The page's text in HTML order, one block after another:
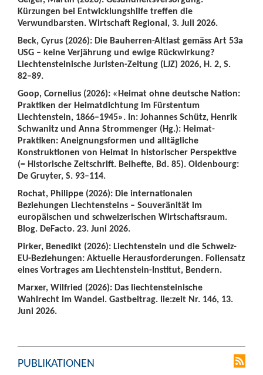
Kürzungen bei Entwicklungshilfe treffen die
Verwundbarsten. Wirtschaft Regional, 3. Juli 2026.
Beck, Cyrus (2026): Die Bauherren-Altlast gemäss Art 53a
USG – keine Verjährung und ewige Rückwirkung?
Liechtensteinische Juristen-Zeitung (LJZ) 2026, H. 2, S.
82–89.
Goop, Cornelius (2026): «Heimat ohne deutsche Nation:
Praktiken der Heimatdichtung im Fürstentum
Liechtenstein, 1866–1945». In: Johannes Schütz, Henrik
Schwanitz und Anna Strommenger (Hg.): Heimat-
Praktiken: Aneignungsformen und alltägliche
Konstruktionen von Heimat in historischer Perspektive
(= Historische Zeitschrift. Beihefte, Bd. 85). Oldenbourg:
De Gruyter, S. 93–114.
Rochat, Philippe (2026): Die internationalen
Beziehungen Liechtensteins – Souveränität im
europäischen und schweizerischen Wirtschaftsraum.
Blog. DeFacto. 23. Juni 2026.
Pirker, Benedikt (2026): Liechtenstein und die Schweiz-
EU-Beziehungen: Aktuelle Herausforderungen. Foliensatz
eines Vortrages am Liechtenstein-Institut, Bendern.
Marxer, Wilfried (2026): Das liechtensteinische
Wahlrecht im Wandel. Gastbeitrag. lie:zeit Nr. 146, 13.
Juni 2026.
PUBLIKATIONEN